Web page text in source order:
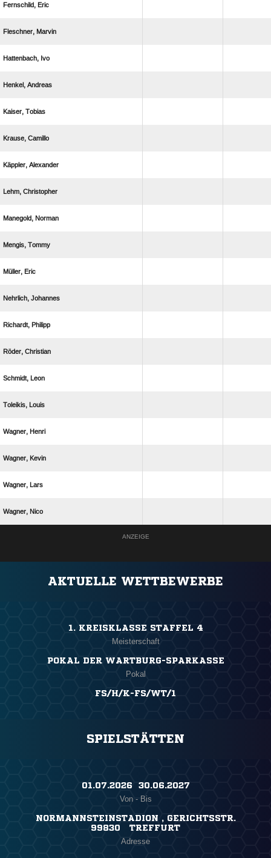
 
 
 
 
 
 
 
 
 
 
 
 
 
 
 
 
 
 
 
 
ANZEIGE
AKTUELLE WETTBEWERBE
1. KREISKLASSE STAFFEL 4
Meisterschaft
POKAL DER WARTBURG-SPARKASSE
Pokal
FS/H/K-FS/WT/1
SPIELSTÄTTEN
01.07.2026 ​ 30.06.2027
Von - Bis
NORMANNSTEINSTADION , GERICHTSSTR.
99830 TREFFURT
Adresse